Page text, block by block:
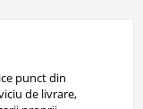
punct din
de livrare,